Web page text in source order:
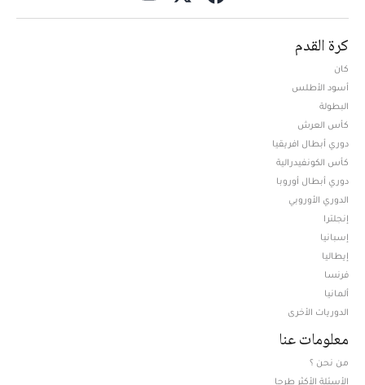
كرة القدم
كان
أسود الأطلس
البطولة
كأس العرش
دوري أبطال افريقيا
كأس الكونفيدرالية
دوري أبطال أوروبا
الدوري الأوروبي
إنجلترا
إسبانيا
إيطاليا
فرنسا
ألمانيا
الدوريات الأخرى
معلومات عنا
من نحن ؟
الأسئلة الأكثر طرحا